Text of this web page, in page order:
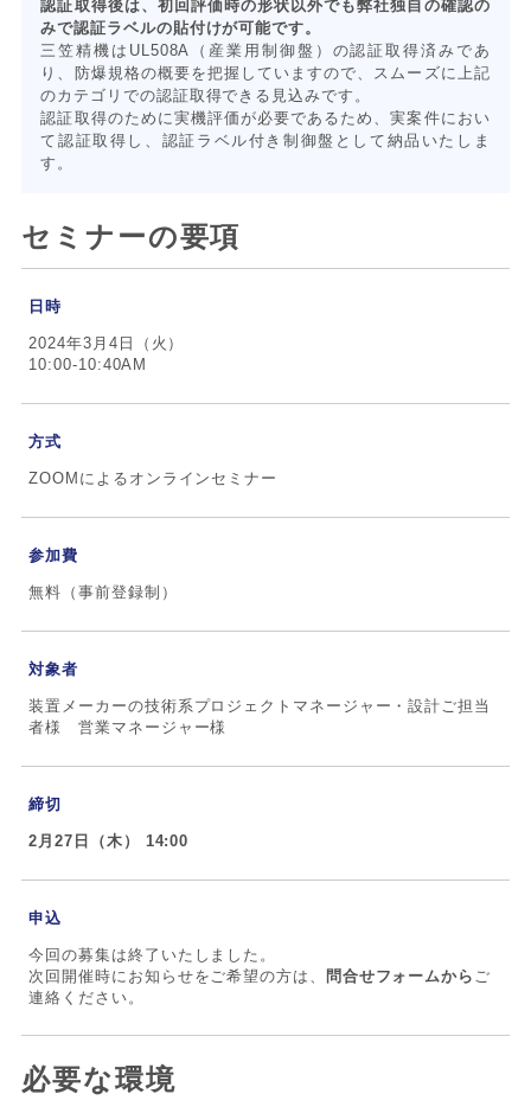
認証取得後は、初回評価時の形状以外でも弊社独自の確認の
みで認証ラベルの貼付けが可能です。
三笠精機はUL508A（産業用制御盤）の認証取得済みであ
り、防爆規格の概要を把握していますので、スムーズに上記
のカテゴリでの認証取得できる見込みです。
認証取得のために実機評価が必要であるため、実案件におい
て認証取得し、認証ラベル付き制御盤として納品いたしま
す。
セミナーの要項
日時
2024年3月4日（火）
10:00-10:40AM
方式
ZOOMによるオンラインセミナー
参加費
無料（事前登録制）
対象者
装置メーカーの技術系プロジェクトマネージャー・設計ご担当
者様 営業マネージャー様
締切
2月27日（木） 14:00
申込
今回の募集は終了いたしました。
次回開催時にお知らせをご希望の方は、 問合せフォームから ご
連絡ください。
必要な環境